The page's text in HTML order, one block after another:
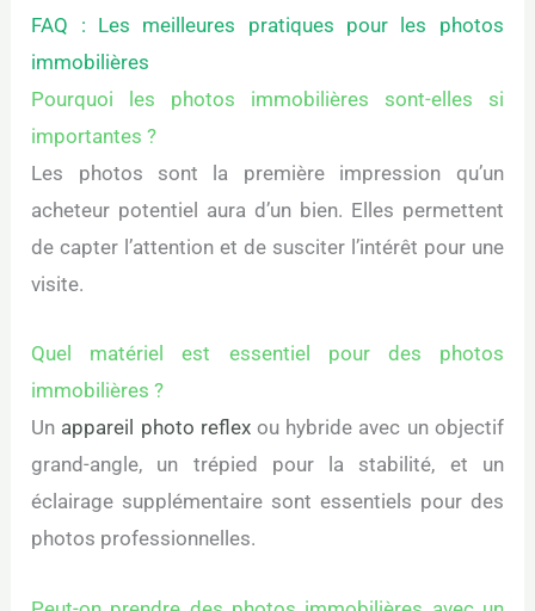
FAQ : Les meilleures pratiques pour les photos
immobilières
Pourquoi les photos immobilières sont-elles si
importantes ?
Les photos sont la première impression qu’un
acheteur potentiel aura d’un bien. Elles permettent
de capter l’attention et de susciter l’intérêt pour une
visite.
Quel matériel est essentiel pour des photos
immobilières ?
Un appareil photo reflexou hybride avec un objectif
grand-angle, un trépied pour la stabilité, et un
éclairage supplémentaire sont essentiels pour des
photos professionnelles.